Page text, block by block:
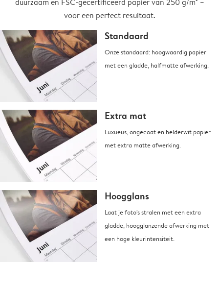
duurzaam en FSC-gecertificeerd papier van 250 g/m² –
voor een perfect resultaat.
Standaard
Onze standaard: hoogwaardig papier
met een gladde, halfmatte afwerking.
Extra mat
Luxueus, ongecoat en helderwit papier
met extra matte afwerking.
Hoogglans
Laat je foto's stralen met een extra
gladde, hoogglanzende afwerking met
een hoge kleurintensiteit.